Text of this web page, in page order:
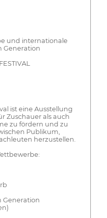
und internationale
Generation
ist eine Ausstellung
Zuschauer als auch
zu fördern und zu
Publikum,
herzustellen.
Generation